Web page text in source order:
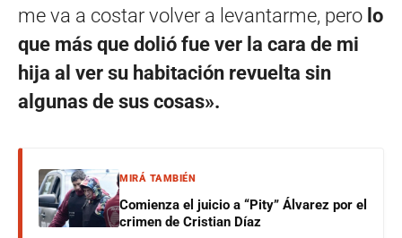
me va a costar volver a levantarme, pero lo
que más que dolió fue ver la cara de mi
hija al ver su habitación revuelta sin
algunas de sus cosas».
MIRÁ TAMBIÉN
Comienza el juicio a “Pity” Álvarez por el
crimen de Cristian Díaz